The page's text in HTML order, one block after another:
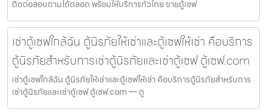
ติดต่อสอบถามได้ตลอด พร้อมให้บริการทั่วไทย ขายตู้เซฟ
เช่าตู้เซฟใกล้ฉัน ตู้นิรภัยให้เช่าและตู้เซฟให้เช่า คือบริการ
ตู้นิรภัยสำหรับการเช่าตู้นิรภัยและเช่าตู้เซฟ ตู้เซฟ.com
เช่าตู้เซฟใกล้ฉัน ตู้นิรภัยให้เช่าและตู้เซฟให้เช่า คือบริการตู้นิรภัยสำหรับการ
เช่าตู้นิรภัยและเช่าตู้เซฟ ตู้เซฟ.com — ตู